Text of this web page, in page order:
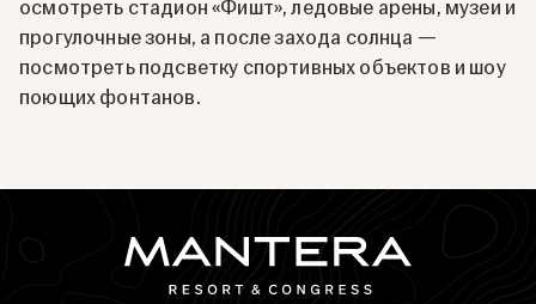
осмотреть стадион «Фишт», ледовые арены, музеи и
прогулочные зоны, а после захода солнца —
посмотреть подсветку спортивных объектов и шоу
поющих фонтанов.